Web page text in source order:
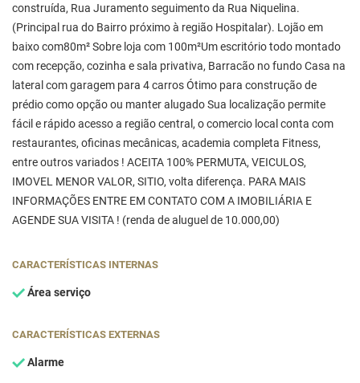
construída, Rua Juramento seguimento da Rua Niquelina.
(Principal rua do Bairro próximo à região Hospitalar). Lojão em
baixo com80m² Sobre loja com 100m²Um escritório todo montado
com recepção, cozinha e sala privativa, Barracão no fundo Casa na
lateral com garagem para 4 carros Ótimo para construção de
prédio como opção ou manter alugado Sua localização permite
fácil e rápido acesso a região central, o comercio local conta com
restaurantes, oficinas mecânicas, academia completa Fitness,
entre outros variados ! ACEITA 100% PERMUTA, VEICULOS,
IMOVEL MENOR VALOR, SITIO, volta diferença. PARA MAIS
INFORMAÇÕES ENTRE EM CONTATO COM A IMOBILIÁRIA E
AGENDE SUA VISITA ! (renda de aluguel de 10.000,00)
CARACTERÍSTICAS INTERNAS
Área serviço
CARACTERÍSTICAS EXTERNAS
Alarme